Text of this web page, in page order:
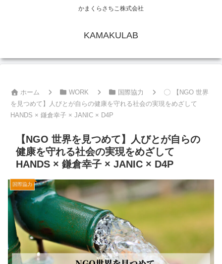
かまくらさちこ株式会社
KAMAKULAB
ホーム WORK 国際協力
【NGO 世界
を見つめて】人びとが自らの健康を守れる社会の実現をめざして
HANDS × 鎌倉幸子 × JANIC × D4P
【NGO 世界を見つめて】人びとが自らの
健康を守れる社会の実現をめざして
HANDS × 鎌倉幸子 × JANIC × D4P
国際協力